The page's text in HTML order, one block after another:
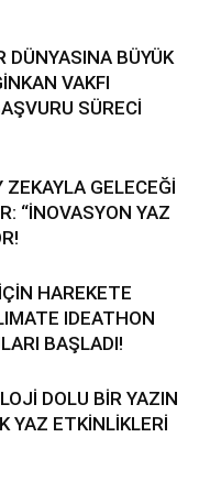
DÜNYASINA BÜYÜK
VAKFI
SÜRECİ
ZEKAYLA GELECEĞİ
“İNOVASYON YAZ
HAREKETE
IDEATHON
BAŞLADI!
DOLU BİR YAZIN
YAZ ETKİNLİKLERİ